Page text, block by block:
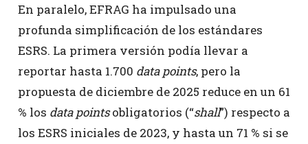
En paralelo, EFRAG ha impulsado una
profunda simplificación de los estándares
ESRS. La primera versión podía llevar a
reportar hasta 1.700 data points, pero la
propuesta de diciembre de 2025 reduce en un 61
% los data pointsobligatorios (“shall”) respecto a
los ESRS iniciales de 2023, y hasta un 71 % si se